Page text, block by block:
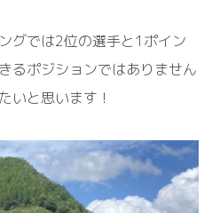
グでは2位の選手と1ポイン
るポジションではありません
いと思います！